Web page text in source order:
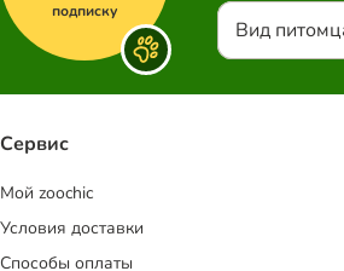
подписку
Вид
Сервис
Mой zoochic
Условия доставки
Способы оплаты